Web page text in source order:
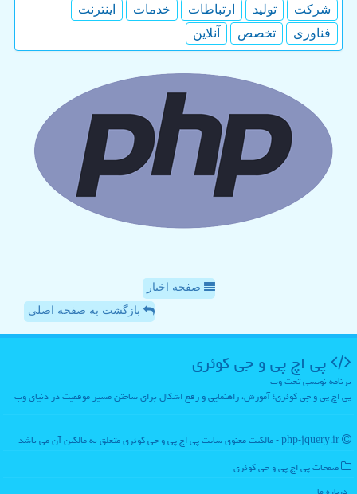
شركت تولید ارتباطات خدمات
اینترنت
فناوری
تخصص آنلاین
صفحه اخبار
بازگشت به صفحه اصلی
پی اچ پی و جی كوئری
برنامه نویسی تحت وب
پی اچ پی و جی کوئری؛ آموزش، راهنمایی و رفع اشکال برای ساختن مسیر موفقیت در دنیای وب
صفحات پی اچ پی و جی كوئری